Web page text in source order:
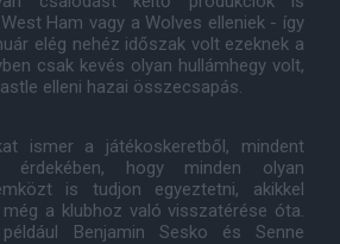
Ham vagy a Wolves elleniek - így
elég nehéz időszak volt ezeknek a
csak kevés olyan hullámhegy volt,
elleni hazai összecsapás.
ismer a játékoskeretből, mindent
érdekében, hogy minden olyan
is tudjon egyeztetni, akikkel
a klubhoz való visszatérése óta.
Benjamin Sesko és Senne